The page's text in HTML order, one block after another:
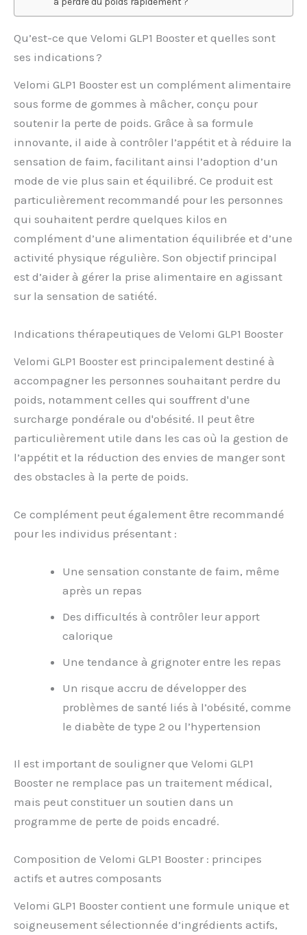
Qu’est-ce que Velomi GLP1 Booster et quelles sont
ses indications ?
Velomi GLP1 Booster est un complément alimentaire
sous forme de gommes à mâcher, conçu pour
soutenir la perte de poids. Grâce à sa formule
innovante, il aide à contrôler l’appétit et à réduire la
sensation de faim, facilitant ainsi l’adoption d’un
mode de vie plus sain et équilibré. Ce produit est
particulièrement recommandé pour les personnes
qui souhaitent perdre quelques kilos en
complément d’une alimentation équilibrée et d’une
activité physique régulière. Son objectif principal
est d’aider à gérer la prise alimentaire en agissant
sur la sensation de satiété.
Indications thérapeutiques de Velomi GLP1 Booster
Velomi GLP1 Booster est principalement destiné à
accompagner les personnes souhaitant perdre du
poids, notamment celles qui souffrent d'une
surcharge pondérale ou d'obésité. Il peut être
particulièrement utile dans les cas où la gestion de
l’appétit et la réduction des envies de manger sont
des obstacles à la perte de poids.
Ce complément peut également être recommandé
pour les individus présentant :
Une sensation constante de faim, même
après un repas
Des difficultés à contrôler leur apport
calorique
Une tendance à grignoter entre les repas
Un risque accru de développer des
problèmes de santé liés à l’obésité, comme
le diabète de type 2 ou l’hypertension
Il est important de souligner que Velomi GLP1
Booster ne remplace pas un traitement médical,
mais peut constituer un soutien dans un
programme de perte de poids encadré.
Composition de Velomi GLP1 Booster : principes
actifs et autres composants
Velomi GLP1 Booster contient une formule unique et
soigneusement sélectionnée d’ingrédients actifs,